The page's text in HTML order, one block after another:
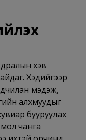
хэв
Хэдийгээр
мэдэж,
алхмуудыг
бууруулах
чанга